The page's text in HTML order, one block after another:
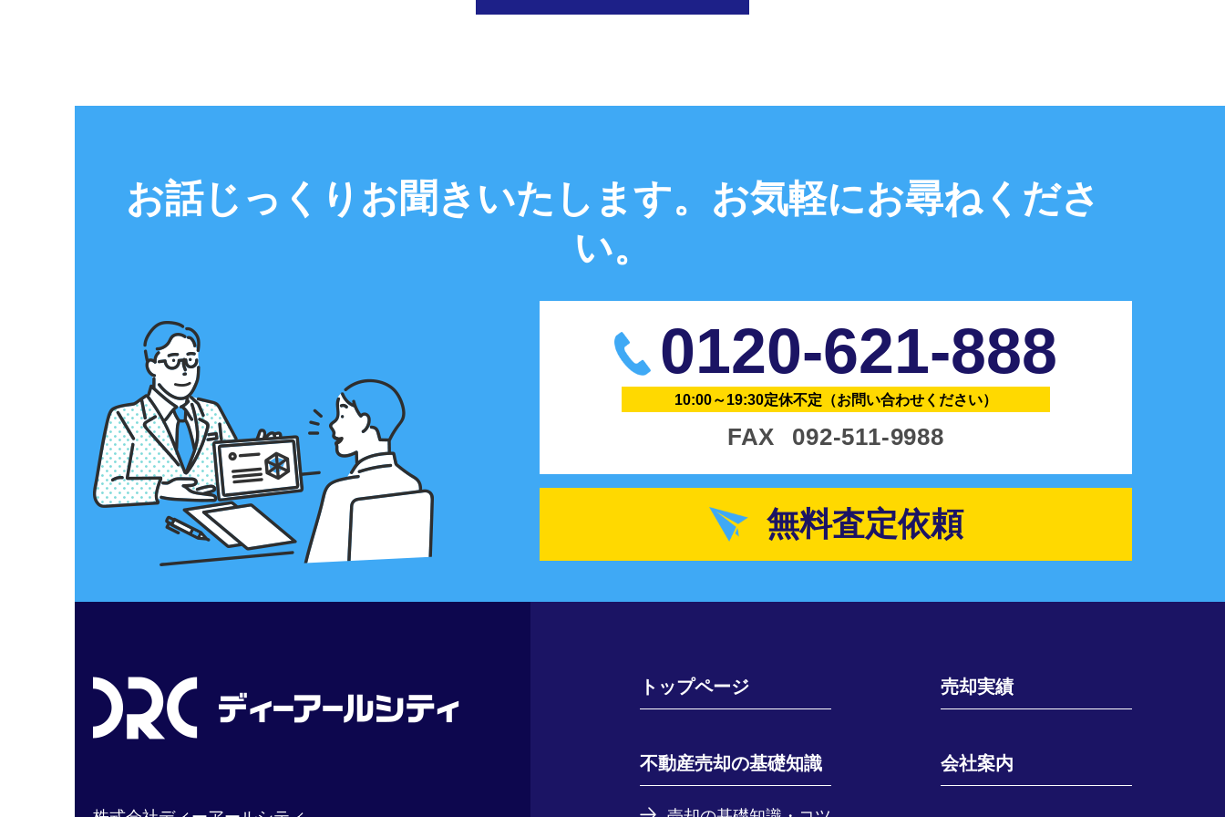
お話じっくりお聞きいたします。 お気軽にお尋ねくださ
い。
0120-621-888
10:00～19:30定休不定 （お問い合わせください）
FAX 092-511-9988
無料査定依頼
トップページ
不動産売却の基礎知識
売却実績
会社案内